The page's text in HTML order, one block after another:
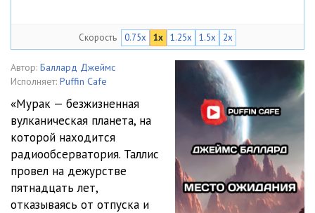
Скорость 0.75x 1x 1.25x 1.5x 2x
Автор: Баллард Джеймс
Исполняет: Puffin Cafe
«Мурак — безжизненная
вулканическая планета, на
которой находится
радиообсерватория. Таллис
провел на дежурстве
пятнадцать лет,
отказываясь от отпуска и